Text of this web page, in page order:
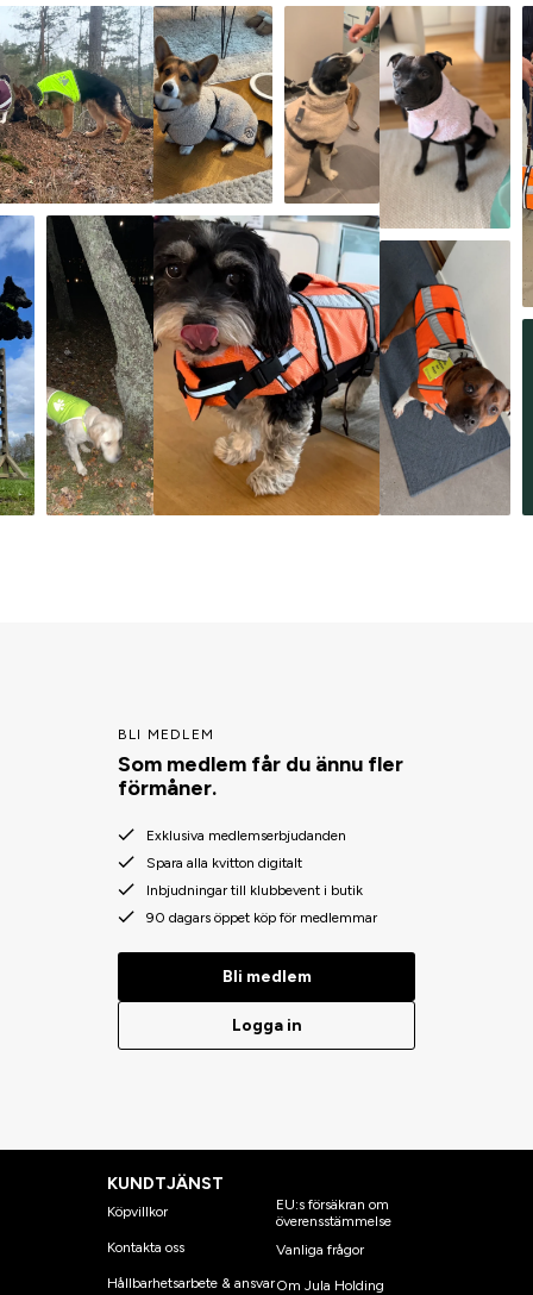
BLI MEDLEM
Som medlem får du ännu fler
förmåner.
Exklusiva medlemserbjudanden
Spara alla kvitton digitalt
Inbjudningar till klubbevent i butik
90 dagars öppet köp för medlemmar
Bli medlem
Logga in
KUNDTJÄNST
Köpvillkor
Kontakta oss
Hållbarhetsarbete & ansvar
EU:s försäkran om
överensstämmelse
Vanliga frågor
Om Jula Holding